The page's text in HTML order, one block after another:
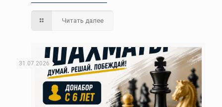
Читать далее
31.07.2026